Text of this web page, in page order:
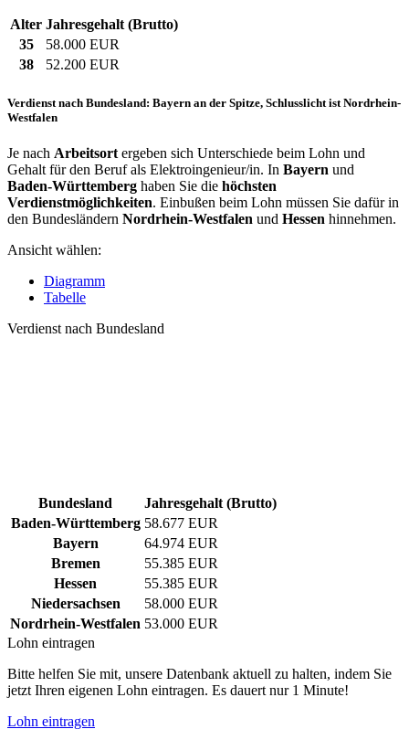
Alter Jahresgehalt (Brutto)
35
58.000 EUR
38
52.200 EUR
Verdienst nach Bundesland: Bayern an der Spitze, Schlusslicht ist Nordrhein-
Westfalen
Je nach Arbeitsort ergeben sich Unterschiede beim Lohn und
Gehalt für den Beruf als Elektroingenieur/in. In Bayern und
Baden-Württemberg haben Sie die höchsten
Verdienstmöglichkeiten. Einbußen beim Lohn müssen Sie dafür in
den Bundesländern Nordrhein-Westfalen und Hessen hinnehmen.
Ansicht wählen:
Diagramm
Tabelle
Verdienst nach Bundesland
Bundesland
Jahresgehalt (Brutto)
Baden-Württemberg 58.677 EUR
Bayern
64.974 EUR
Bremen
55.385 EUR
Hessen
55.385 EUR
Niedersachsen
58.000 EUR
Nordrhein-Westfalen 53.000 EUR
Lohn eintragen
Bitte helfen Sie mit, unsere Datenbank aktuell zu halten, indem Sie
jetzt Ihren eigenen Lohn eintragen. Es dauert nur 1 Minute!
Lohn eintragen